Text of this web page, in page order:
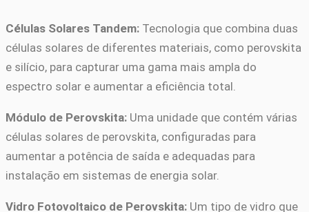
Células Solares Tandem: Tecnologia que combina duas
células solares de diferentes materiais, como perovskita
e silício, para capturar uma gama mais ampla do
espectro solar e aumentar a eficiência total.
Módulo de Perovskita: Uma unidade que contém várias
células solares de perovskita, configuradas para
aumentar a potência de saída e adequadas para
instalação em sistemas de energia solar.
Vidro Fotovoltaico de Perovskita: Um tipo de vidro que